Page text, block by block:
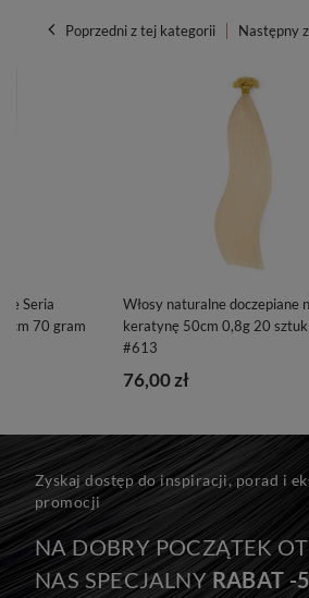
Poprzedni z tej kategorii
Seria
70 gram
Włosy naturalne doczepiane
keratynę 50cm 0,8g 20
#613
76,00 zł
Następny
Zyskaj dostęp do inspiracji, porad i
promocji
NA DOBRY POCZĄTEK
NAS SPECJALNYRABAT -